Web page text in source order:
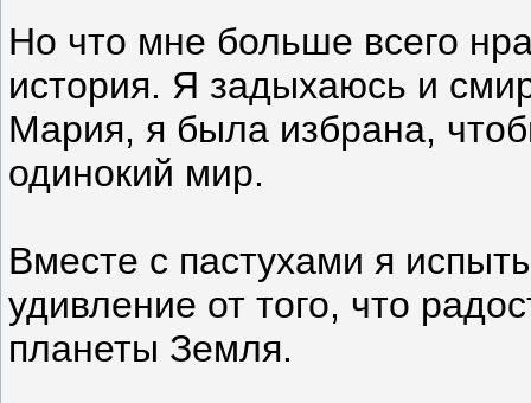
Но что мне больше всего
история. Я задыхаюсь и
Мария, я была избрана,
одинокий мир.
Вместе с пастухами я
удивление от того, что
планеты Земля.